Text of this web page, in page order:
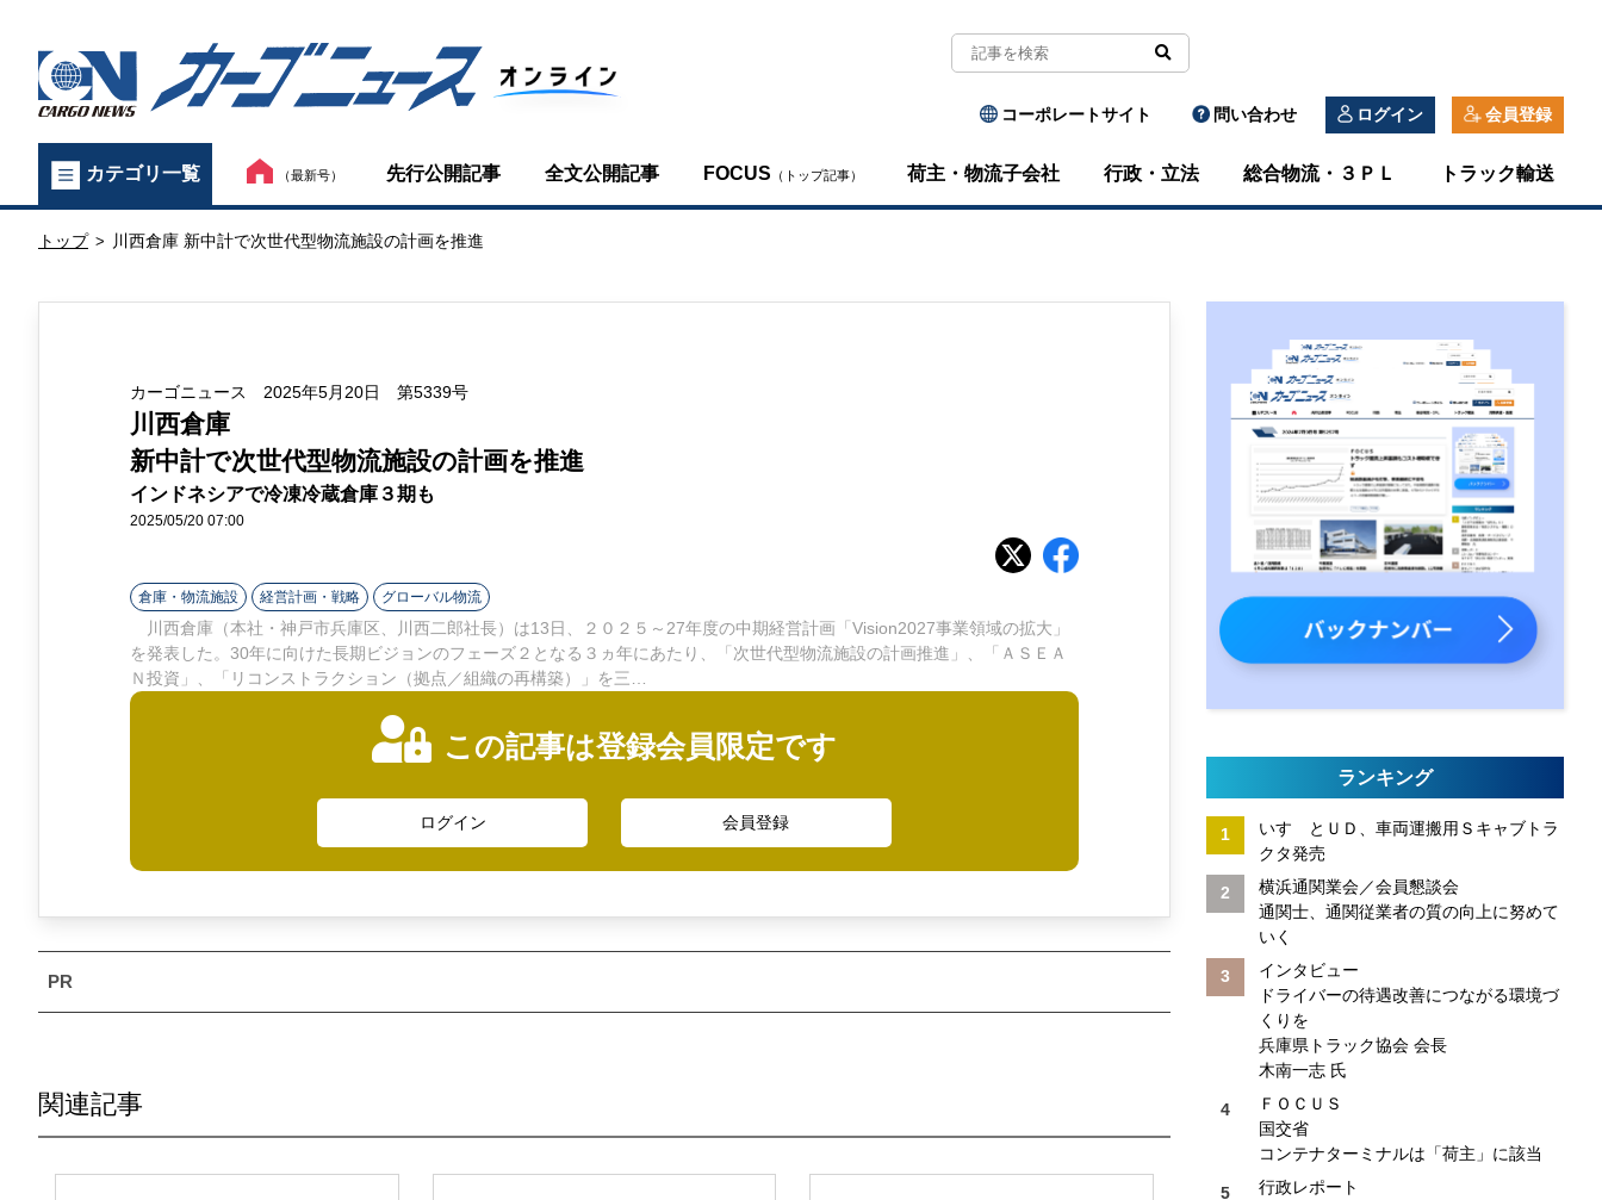
カ
ー
ゴ
ニ
コーポレートサイト 問い合わせ ログイン 会員登録
カテゴリ一覧 （最新号） 先行公開記事 全文公開記事 FOCUS （トップ記事） 荷主・物流子会社 行政・立法 総合物流・３ＰＬ トラック輸送
トップ > 川西倉庫 新中計で次世代型物流施設の計画を推進
カーゴニュース 2025年5月20日 第5339号
川西倉庫
新中計で次世代型物流施設の計画を推進
インドネシアで冷凍冷蔵倉庫３期も
2025/05/20 07:00
倉庫・物流施設 経営計画・戦略 グローバル物流
川西倉庫（本社・神戸市兵庫区、川西二郎社長）は13日、２０２５～27年度の中期経営計画「Vision2027事業領域の拡大」
を発表した。30年に向けた長期ビジョンのフェーズ２となる３ヵ年にあたり、「次世代型物流施設の計画推進」、「ＡＳＥＡ
Ｎ投資」、「リコンストラクション（拠点／組織の再構築）」を三…
この記事は登録会員限定です
ログイン 会員登録
関連記事
ランキング
いすゞとＵＤ、車両運搬用Ｓキャブトラ
クタ発売
横浜通関業会／会員懇談会
通関士、通関従業者の質の向上に努めて
いく
インタビュー
ドライバーの待遇改善につながる環境づ
くりを
兵庫県トラック協会 会長
木南一志 氏
ＦＯＣＵＳ
国交省
コンテナターミナルは「荷主」に該当
行政レポート